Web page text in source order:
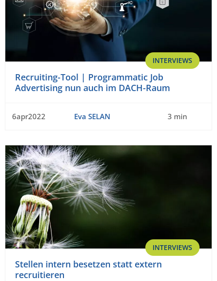
INTERVIEWS
Recruiting-Tool | Programmatic Job
Advertising nun auch im DACH-Raum
6apr2022 Eva SELAN 3 min
INTERVIEWS
Stellen intern besetzen statt extern
recruitieren